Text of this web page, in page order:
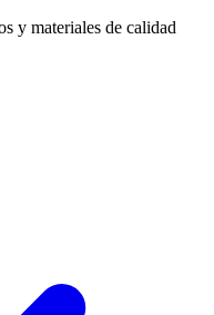
y materiales de calidad